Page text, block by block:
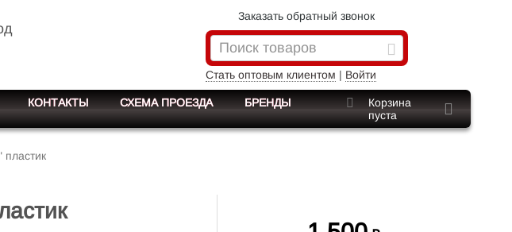
Заказать обратный звонок
Стать оптовым клиентом | Войти
КОНТАКТЫ СХЕМА ПРОЕЗДА БРЕНДЫ
Корзина
пуста
пластик